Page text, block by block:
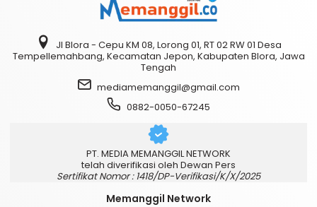
Jl Blora - Cepu KM 08, Lorong 01, RT 02 RW 01 Desa
Tempellemahbang, Kecamatan Jepon, Kabupaten Blora, Jawa
Tengah
mediamemanggil@gmail.com
0882-0050-67245
PT. MEDIA MEMANGGIL NETWORK
telah diverifikasi oleh Dewan Pers
Sertifikat Nomor : 1418/DP-Verifikasi/K/X/2025
Memanggil Network